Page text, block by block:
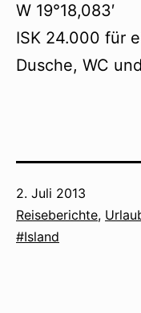
W 19°18,083′
ISK 24.000 für
Dusche, WC
Veröffentlicht
am
2. Juli 2013
Kategorisiert
als
Reiseberichte,
Verschlagwortet
Island